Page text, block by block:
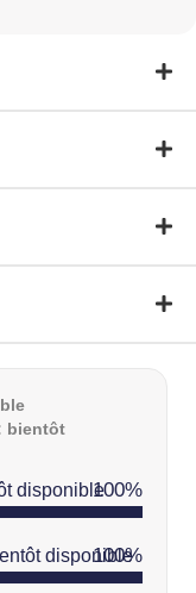
bientôt
disponible100%
disponible
100%